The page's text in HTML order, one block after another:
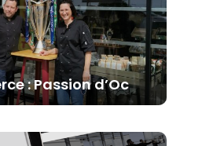
: Passion d’Oc